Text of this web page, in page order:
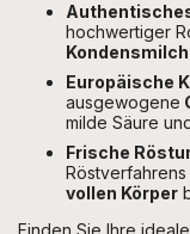
hochwertiger
Kondensmilch
Europäische
ausgewogene
milde Säure
Frische
Röstverfahrens
vollen Körper